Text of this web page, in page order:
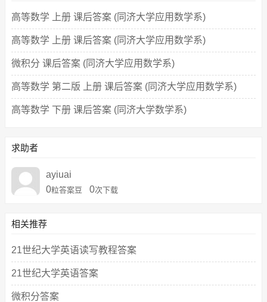
高等数学 上册 课后答案 (同济大学应用数学系)
高等数学 上册 课后答案 (同济大学应用数学系)
微积分 课后答案 (同济大学应用数学系)
高等数学 第二版 上册 课后答案 (同济大学应用数学系)
高等数学 下册 课后答案 (同济大学数学系)
求助者
ayiuai
0粒答案豆 0次下载
相关推荐
21世纪大学英语读写教程答案
21世纪大学英语答案
微积分答案